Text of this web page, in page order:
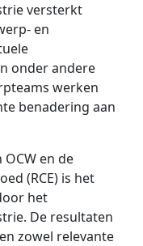
versterkt
en
onder andere
werken
benadering aan
en de
(RCE) is het
het
De resultaten
zowel relevante